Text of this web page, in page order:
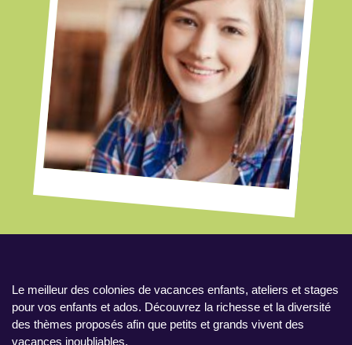
Le meilleur des colonies de vacances enfants, ateliers et stages
pour vos enfants et ados. Découvrez la richesse et la diversité
des thèmes proposés afin que petits et grands vivent des
vacances inoubliables.